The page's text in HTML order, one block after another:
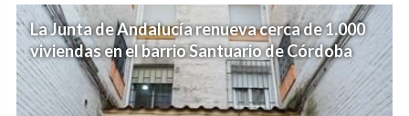
La Junta de Andalucía renueva cerca de 1.000
viviendas en el barrio Santuario de Córdoba